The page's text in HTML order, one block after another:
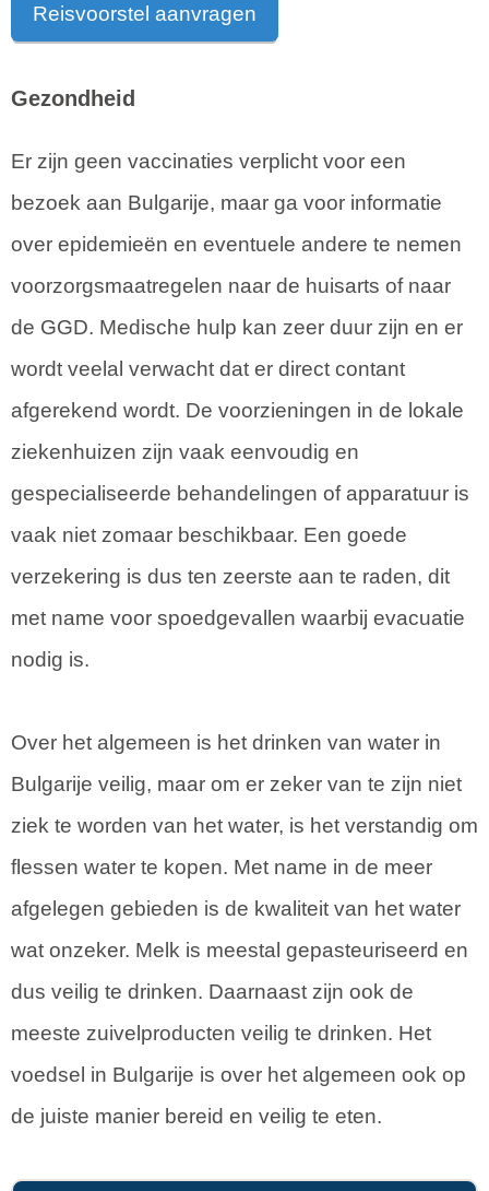
Reisvoorstel aanvragen
Gezondheid
Er zijn geen vaccinaties verplicht voor een
bezoek aan Bulgarije, maar ga voor informatie
over epidemieën en eventuele andere te nemen
voorzorgsmaatregelen naar de huisarts of naar
de GGD. Medische hulp kan zeer duur zijn en er
wordt veelal verwacht dat er direct contant
afgerekend wordt. De voorzieningen in de lokale
ziekenhuizen zijn vaak eenvoudig en
gespecialiseerde behandelingen of apparatuur is
vaak niet zomaar beschikbaar. Een goede
verzekering is dus ten zeerste aan te raden, dit
met name voor spoedgevallen waarbij evacuatie
nodig is.
Over het algemeen is het drinken van water in
Bulgarije veilig, maar om er zeker van te zijn niet
ziek te worden van het water, is het verstandig om
flessen water te kopen. Met name in de meer
afgelegen gebieden is de kwaliteit van het water
wat onzeker. Melk is meestal gepasteuriseerd en
dus veilig te drinken. Daarnaast zijn ook de
meeste zuivelproducten veilig te drinken. Het
voedsel in Bulgarije is over het algemeen ook op
de juiste manier bereid en veilig te eten.